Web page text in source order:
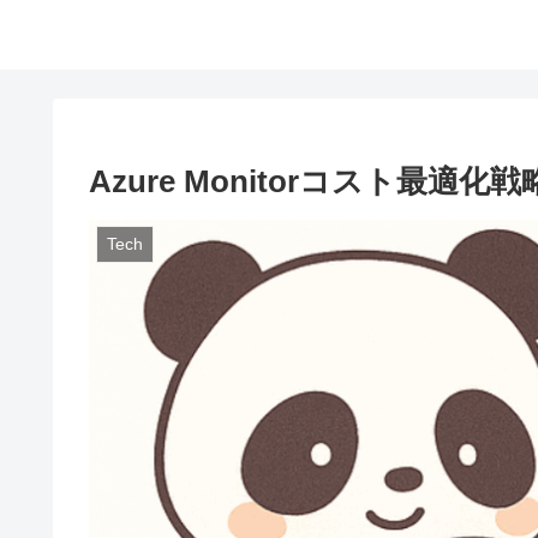
Azure Monitorコスト最適化戦
Tech